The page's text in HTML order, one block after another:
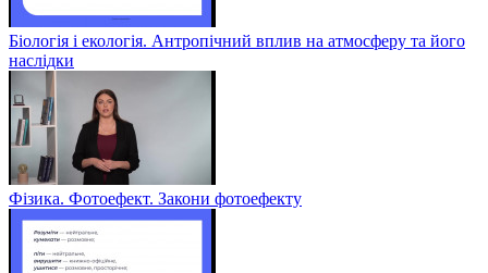
Біологія і екологія. Антропічний вплив на атмосферу та його
наслідки
Фізика. Фотоефект. Закони фотоефекту